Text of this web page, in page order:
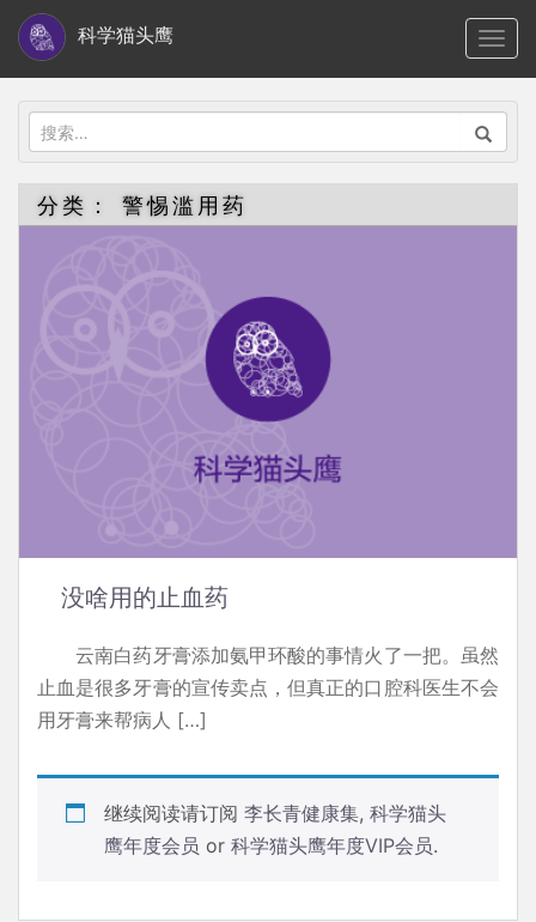
i
科学猫头鹰
搜
索：
分类： 警惕滥用药
没啥用的止血药
云南白药牙膏添加氨甲环酸的事情火了一把。虽然
止血是很多牙膏的宣传卖点，但真正的口腔科医生不会
用牙膏来帮病人 […]
继续阅读请订阅 李长青健康集, 科学猫头
鹰年度会员 or 科学猫头鹰年度VIP会员.